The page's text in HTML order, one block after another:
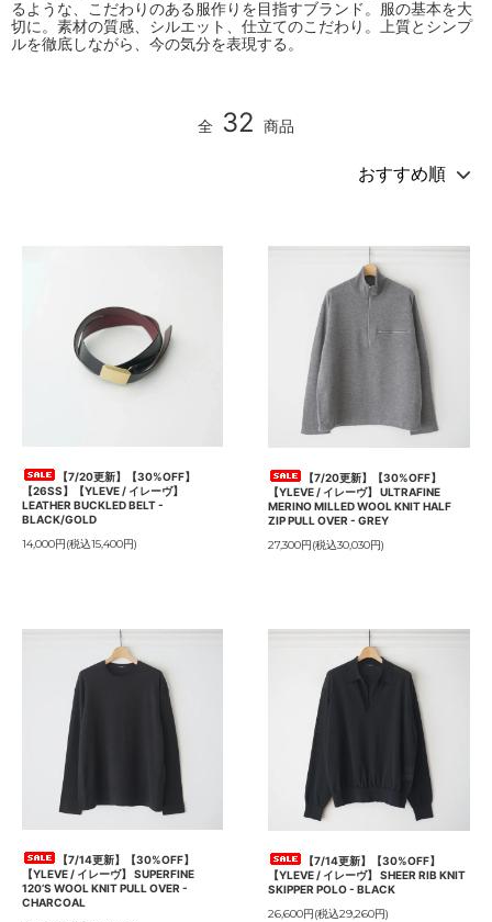
るような、こだわりのある服作りを目指すブランド。服の基本を大
切に。素材の質感、シルエット、仕立てのこだわり。上質とシンプ
ルを徹底しながら、今の気分を表現する。
全 32 商品
【7/20更新】【30%OFF】
【26SS】【YLEVE / イレーヴ】
LEATHER BUCKLED BELT -
BLACK/GOLD
14,000円(税込15,400円)
【7/20更新】【30%OFF】
【YLEVE / イレーヴ】 ULTRAFINE
MERINO MILLED WOOL KNIT HALF
ZIP PULL OVER - GREY
27,300円(税込30,030円)
【7/14更新】【30%OFF】
【YLEVE / イレーヴ】 SUPERFINE
120’S WOOL KNIT PULL OVER -
CHARCOAL
【7/14更新】【30%OFF】
【YLEVE / イレーヴ】 SHEER RIB KNIT
SKIPPER POLO - BLACK
26,600円(税込29,260円)